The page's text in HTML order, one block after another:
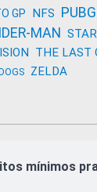
GP NFS PUBG
MAN
THE LAST
ZELDA
mínimos